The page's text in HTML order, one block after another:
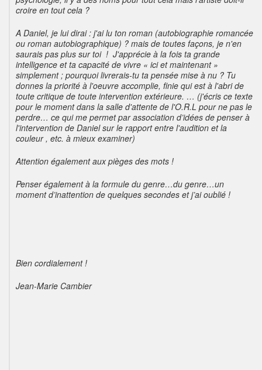
croire en tout cela ?
A Daniel, je lui dirai : j'ai lu ton roman (autobiographie romancée
ou roman autobiographique) ? mais de toutes façons, je n'en
saurais pas plus sur toi ! J'apprécie à la fois ta grande
intelligence et ta capacité de vivre « ici et maintenant »
simplement ; pourquoi livrerais-tu ta pensée mise à nu ? Tu
donnes la priorité à l'oeuvre accomplie, finie qui est à l'abri de
toute critique de toute intervention extérieure. … (j'écris ce texte
pour le moment dans la salle d'attente de l'O.R.L pour ne pas le
perdre… ce qui me permet par association d’idées de penser à
l'intervention de Daniel sur le rapport entre l'audition et la
couleur , etc. à mieux examiner)
Attention également aux pièges des mots !
Penser également à la formule du genre…du genre…un
moment d’inattention de quelques secondes et j’ai oublié !
Bien cordialement !
Jean-Marie Cambier